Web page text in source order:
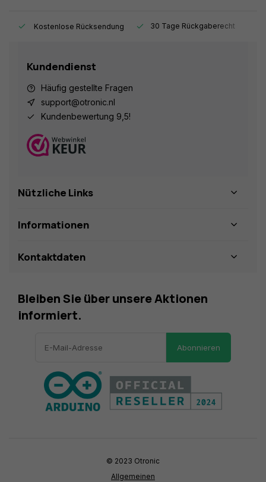
Kostenlose Rücksendung 30 Tage Rückgaberecht
Kundendienst
Häufig gestellte Fragen
support@otronic.nl
Kundenbewertung 9,5!
Nützliche Links
Informationen
Kontaktdaten
Bleiben Sie über unsere Aktionen
informiert.
Abonnieren
Allgemeinen
© 2023 Otronic